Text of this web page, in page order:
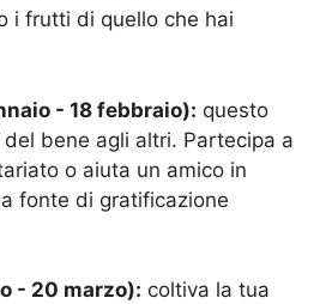
i frutti di quello che hai
- 18 febbraio): questo
bene agli altri. Partecipa a
o aiuta un amico in
fonte di gratificazione
- 20 marzo): coltiva la tua